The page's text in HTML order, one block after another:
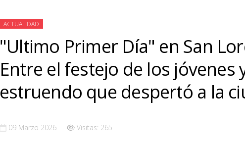
ACTUALIDAD
"Ultimo Primer Día" en San
Entre el festejo de los jóvenes
estruendo que despertó a la
09 Marzo 2026 Visitas: 265